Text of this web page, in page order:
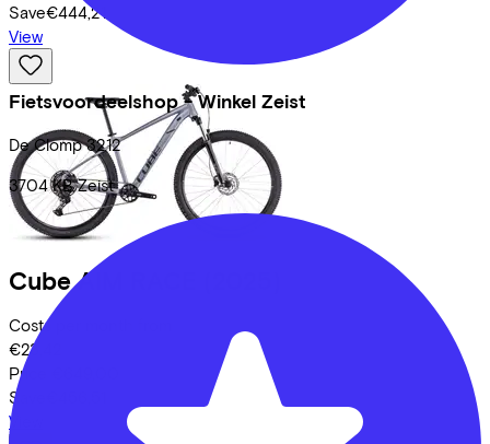
Fietsvoordeelshop - Winkel Zeist
De Clomp 3212
3704 KB Zeist
Save€444,21
View
Cube AIM RACE
Costs per month from
€23,42
Price
Save
View